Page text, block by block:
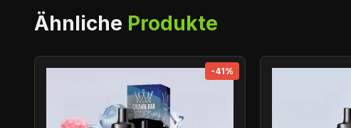
Ähnliche Produkte
-41%